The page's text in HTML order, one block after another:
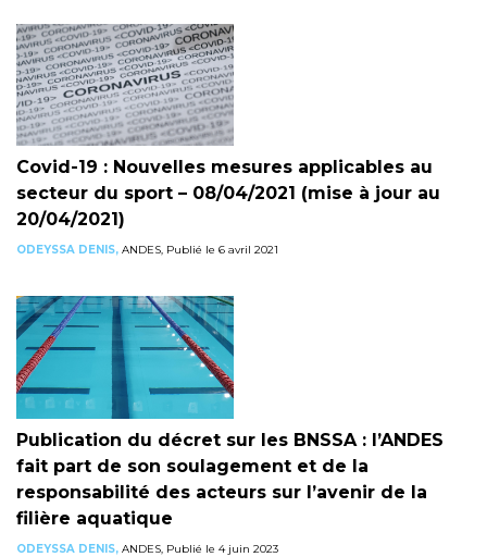
Covid-19 : Nouvelles mesures applicables au
secteur du sport – 08/04/2021 (mise à jour au
20/04/2021)
ODEYSSA DENIS, ANDES, Publié le 6 avril 2021
Publication du décret sur les BNSSA : l’ANDES
fait part de son soulagement et de la
responsabilité des acteurs sur l’avenir de la
filière aquatique
ODEYSSA DENIS, ANDES, Publié le 4 juin 2023